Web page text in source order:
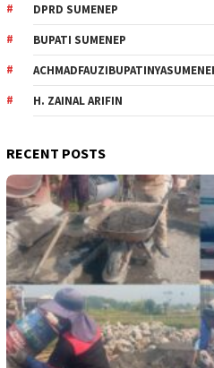
DPRD SUMENEP
BUPATI SUMENEP
H. ZAINAL ARIFIN
RECENT POSTS